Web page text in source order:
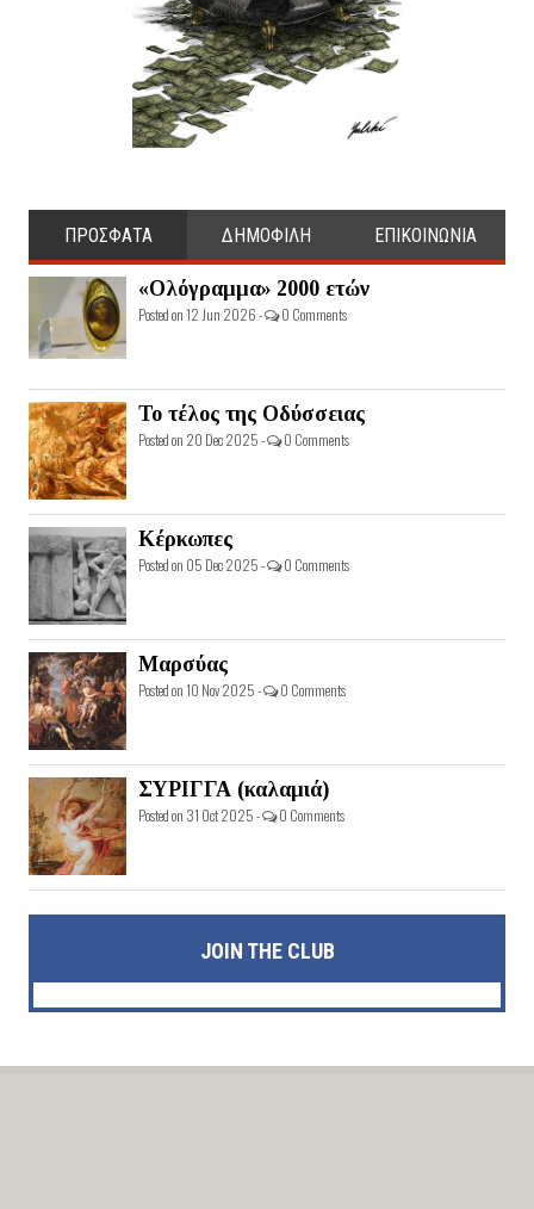
ΠΡΟΣΦΑΤΑ ΔΗΜΟΦΙΛΗ ΕΠΙΚΟΙΝΩΝΙΑ
«Ολόγραμμα» 2000 ετών
Posted on 12 Jun 2026 - 0 Comments
Το τέλος της Οδύσσειας
Posted on 20 Dec 2025 - 0 Comments
Κέρκωπες
Posted on 05 Dec 2025 - 0 Comments
Μαρσύας
Posted on 10 Nov 2025 - 0 Comments
ΣΥΡΙΓΓΑ (καλαμιά)
Posted on 31 Oct 2025 - 0 Comments
JOIN THE CLUB